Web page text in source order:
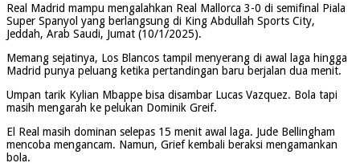
Real Madrid mampu mengalahkan Real Mallorca 3-0 di semifinal Piala
Super Spanyol yang berlangsung di King Abdullah Sports City,
Jeddah, Arab Saudi, Jumat (10/1/2025).
Memang sejatinya, Los Blancos tampil menyerang di awal laga hingga
Madrid punya peluang ketika pertandingan baru berjalan dua menit.
Umpan tarik Kylian Mbappe bisa disambar Lucas Vazquez. Bola tapi
masih mengarah ke pelukan Dominik Greif.
El Real masih dominan selepas 15 menit awal laga. Jude Bellingham
mencoba mengancam. Namun, Grief kembali beraksi mengamankan
bola.